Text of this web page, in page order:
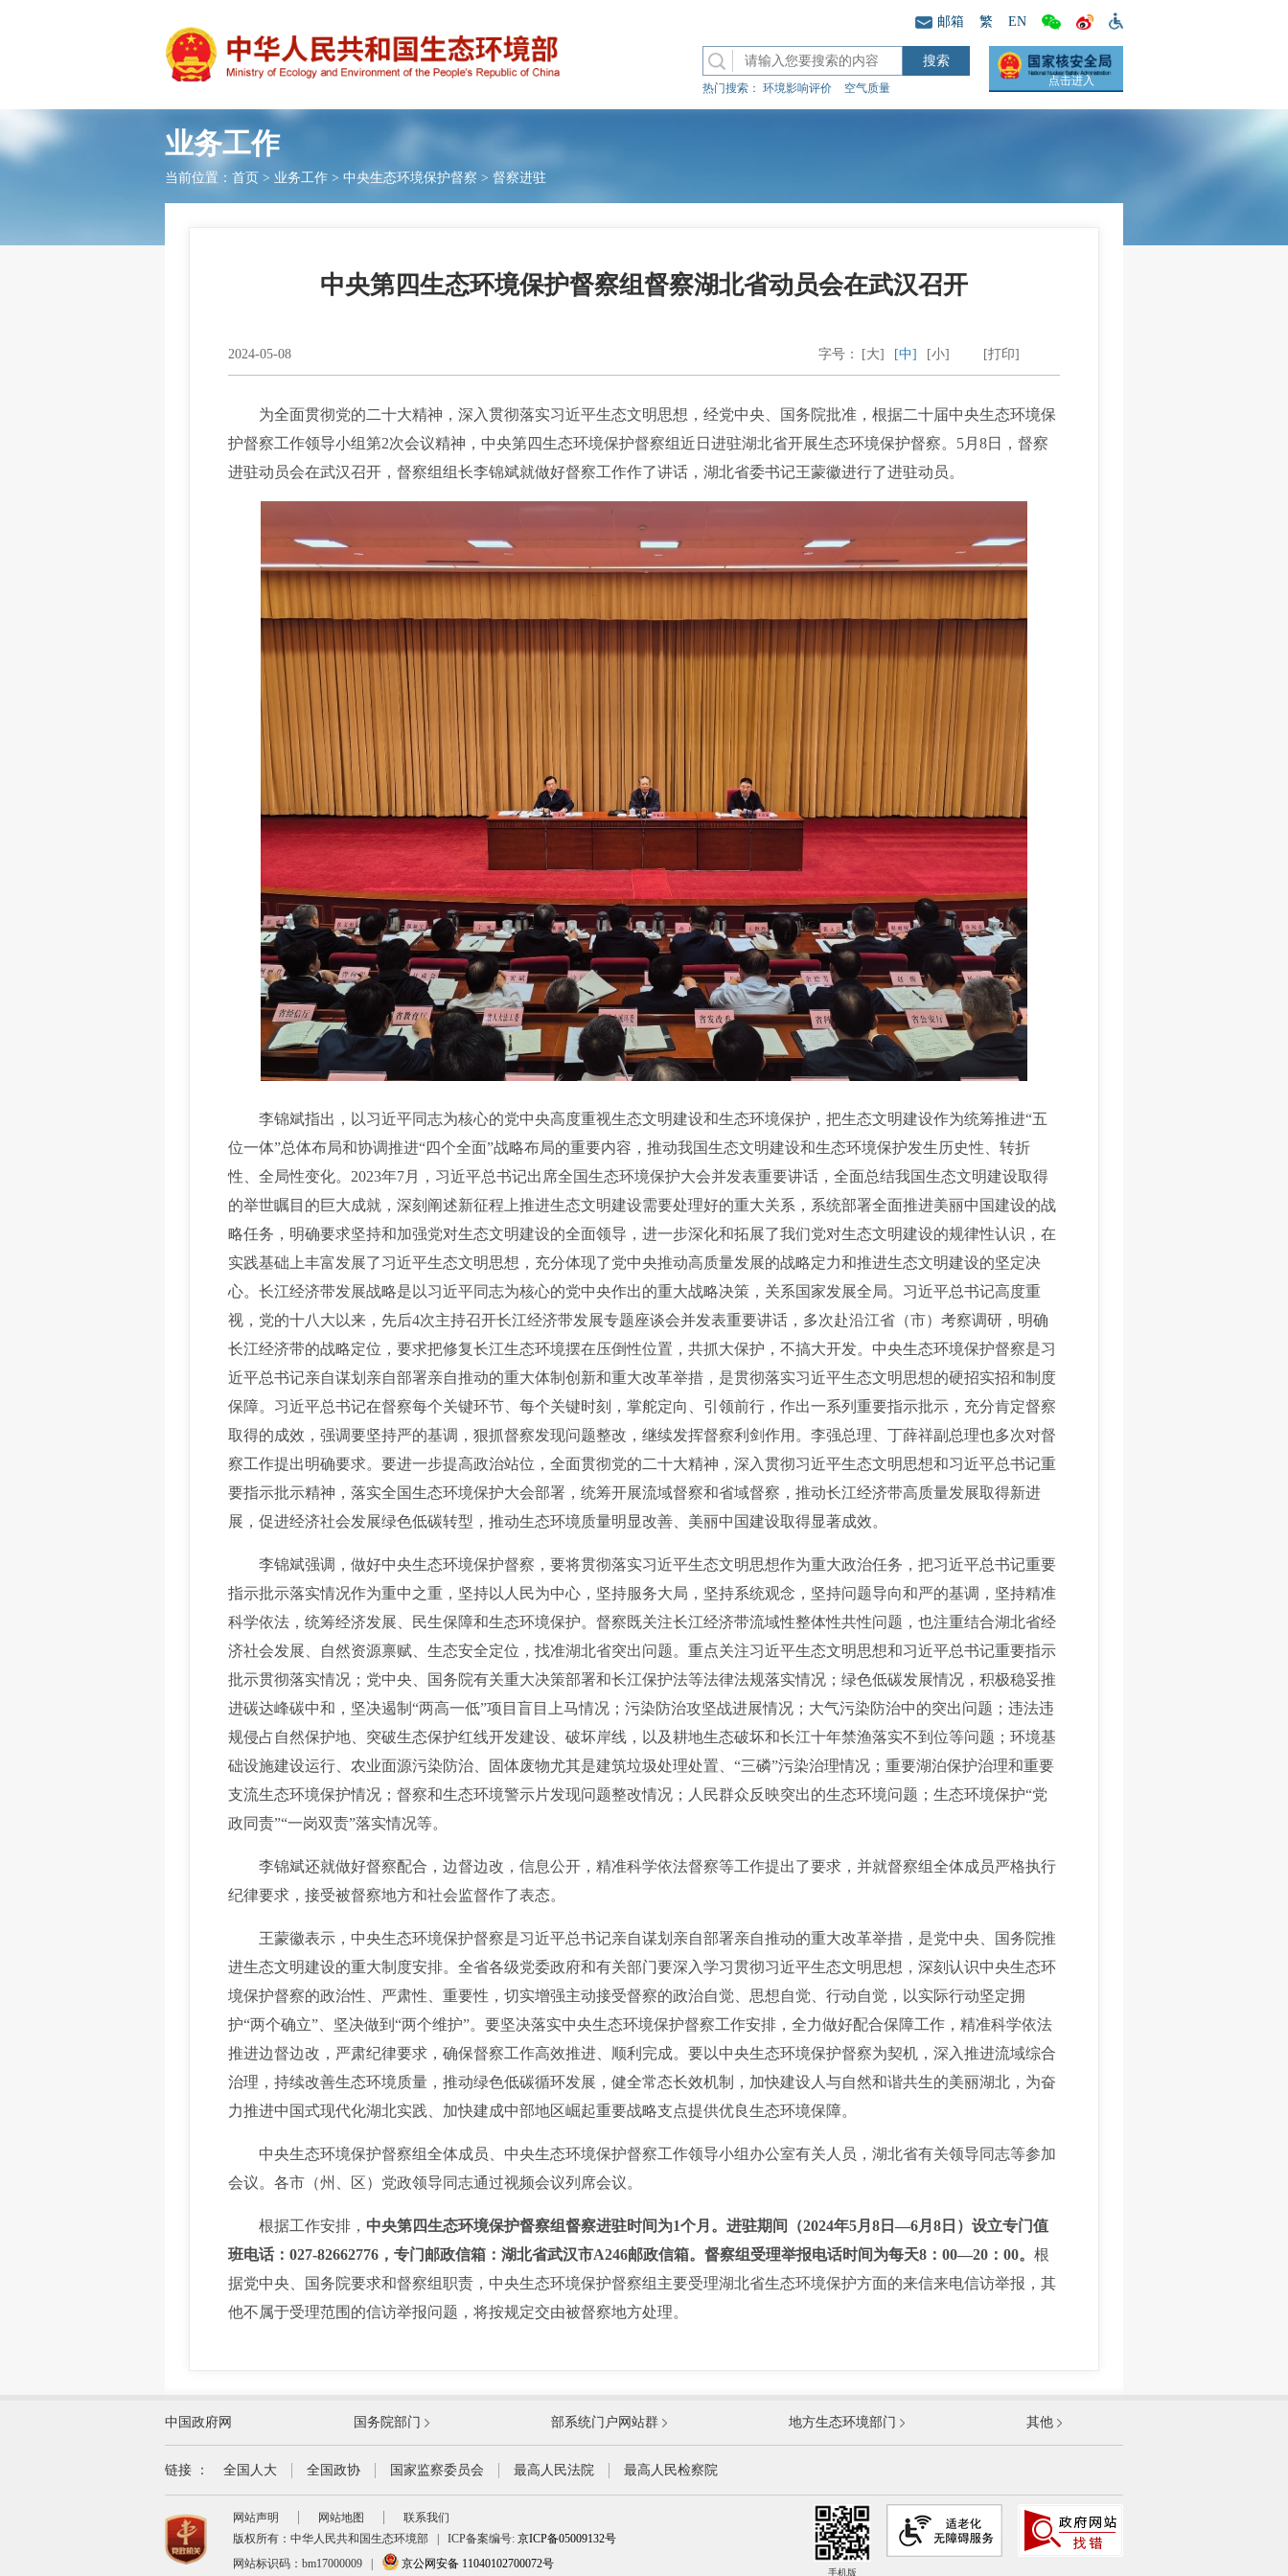
邮箱 繁 EN
热门搜索： 环境影响评价 空气质量
点击进入
业务工作
当前位置： 首页 > 业务工作 > 中央生态环境保护督察 > 督察进驻
中央第四生态环境保护督察组督察湖北省动员会在武汉召开
2024-05-08 [打印]
字号： [大] [中] [小]
为全面贯彻党的二十大精神，深入贯彻落实习近平生态文明思想，经党中央、国务院批准，根据二十届中央生态环境保
护督察工作领导小组第2次会议精神，中央第四生态环境保护督察组近日进驻湖北省开展生态环境保护督察。5月8日，督察
进驻动员会在武汉召开，督察组组长李锦斌就做好督察工作作了讲话，湖北省委书记王蒙徽进行了进驻动员。
李锦斌指出，以习近平同志为核心的党中央高度重视生态文明建设和生态环境保护，把生态文明建设作为统筹推进“五
位一体”总体布局和协调推进“四个全面”战略布局的重要内容，推动我国生态文明建设和生态环境保护发生历史性、转折
性、全局性变化。2023年7月，习近平总书记出席全国生态环境保护大会并发表重要讲话，全面总结我国生态文明建设取得
的举世瞩目的巨大成就，深刻阐述新征程上推进生态文明建设需要处理好的重大关系，系统部署全面推进美丽中国建设的战
略任务，明确要求坚持和加强党对生态文明建设的全面领导，进一步深化和拓展了我们党对生态文明建设的规律性认识，在
实践基础上丰富发展了习近平生态文明思想，充分体现了党中央推动高质量发展的战略定力和推进生态文明建设的坚定决
心。长江经济带发展战略是以习近平同志为核心的党中央作出的重大战略决策，关系国家发展全局。习近平总书记高度重
视，党的十八大以来，先后4次主持召开长江经济带发展专题座谈会并发表重要讲话，多次赴沿江省（市）考察调研，明确
长江经济带的战略定位，要求把修复长江生态环境摆在压倒性位置，共抓大保护，不搞大开发。中央生态环境保护督察是习
近平总书记亲自谋划亲自部署亲自推动的重大体制创新和重大改革举措，是贯彻落实习近平生态文明思想的硬招实招和制度
保障。习近平总书记在督察每个关键环节、每个关键时刻，掌舵定向、引领前行，作出一系列重要指示批示，充分肯定督察
取得的成效，强调要坚持严的基调，狠抓督察发现问题整改，继续发挥督察利剑作用。李强总理、丁薛祥副总理也多次对督
察工作提出明确要求。要进一步提高政治站位，全面贯彻党的二十大精神，深入贯彻习近平生态文明思想和习近平总书记重
要指示批示精神，落实全国生态环境保护大会部署，统筹开展流域督察和省域督察，推动长江经济带高质量发展取得新进
展，促进经济社会发展绿色低碳转型，推动生态环境质量明显改善、美丽中国建设取得显著成效。
李锦斌强调，做好中央生态环境保护督察，要将贯彻落实习近平生态文明思想作为重大政治任务，把习近平总书记重要
指示批示落实情况作为重中之重，坚持以人民为中心，坚持服务大局，坚持系统观念，坚持问题导向和严的基调，坚持精准
科学依法，统筹经济发展、民生保障和生态环境保护。督察既关注长江经济带流域性整体性共性问题，也注重结合湖北省经
济社会发展、自然资源禀赋、生态安全定位，找准湖北省突出问题。重点关注习近平生态文明思想和习近平总书记重要指示
批示贯彻落实情况；党中央、国务院有关重大决策部署和长江保护法等法律法规落实情况；绿色低碳发展情况，积极稳妥推
进碳达峰碳中和，坚决遏制“两高一低”项目盲目上马情况；污染防治攻坚战进展情况；大气污染防治中的突出问题；违法违
规侵占自然保护地、突破生态保护红线开发建设、破坏岸线，以及耕地生态破坏和长江十年禁渔落实不到位等问题；环境基
础设施建设运行、农业面源污染防治、固体废物尤其是建筑垃圾处理处置、“三磷”污染治理情况；重要湖泊保护治理和重要
支流生态环境保护情况；督察和生态环境警示片发现问题整改情况；人民群众反映突出的生态环境问题；生态环境保护“党
政同责”“一岗双责”落实情况等。
李锦斌还就做好督察配合，边督边改，信息公开，精准科学依法督察等工作提出了要求，并就督察组全体成员严格执行
纪律要求，接受被督察地方和社会监督作了表态。
王蒙徽表示，中央生态环境保护督察是习近平总书记亲自谋划亲自部署亲自推动的重大改革举措，是党中央、国务院推
进生态文明建设的重大制度安排。全省各级党委政府和有关部门要深入学习贯彻习近平生态文明思想，深刻认识中央生态环
境保护督察的政治性、严肃性、重要性，切实增强主动接受督察的政治自觉、思想自觉、行动自觉，以实际行动坚定拥
护“两个确立”、坚决做到“两个维护”。要坚决落实中央生态环境保护督察工作安排，全力做好配合保障工作，精准科学依法
推进边督边改，严肃纪律要求，确保督察工作高效推进、顺利完成。要以中央生态环境保护督察为契机，深入推进流域综合
治理，持续改善生态环境质量，推动绿色低碳循环发展，健全常态长效机制，加快建设人与自然和谐共生的美丽湖北，为奋
力推进中国式现代化湖北实践、加快建成中部地区崛起重要战略支点提供优良生态环境保障。
中央生态环境保护督察组全体成员、中央生态环境保护督察工作领导小组办公室有关人员，湖北省有关领导同志等参加
会议。各市（州、区）党政领导同志通过视频会议列席会议。
根据工作安排， 中央第四生态环境保护督察组督察进驻时间为1个月。进驻期间（2024年5月8日—6月8日）设立专门值
班电话：027-82662776，专门邮政信箱：湖北省武汉市A246邮政信箱。督察组受理举报电话时间为每天8：00—20：00。 根
据党中央、国务院要求和督察组职责，中央生态环境保护督察组主要受理湖北省生态环境保护方面的来信来电信访举报，其
他不属于受理范围的信访举报问题，将按规定交由被督察地方处理。
外交部 国防部
国家发展和改革委员会
国家民族事务委员会
公安部
司法部
财政部
人力资源和社会保障部
自然资源部
住房和城乡建设部
交通运输部
水利部
农业农村部
中国政府网 国务院部门 部系统门户网站群 地方生态环境部门 其他
链接 ： 全国人大 全国政协 国家监察委员会 最高人民法院 最高人民检察院
网站声明 网站地图
联系我们
版权所有：中华人民共和国生态环境部
ICP备案编号: 京ICP备05009132号
网站标识码：bm17000009
京公网安备 11040102700072号
手机版